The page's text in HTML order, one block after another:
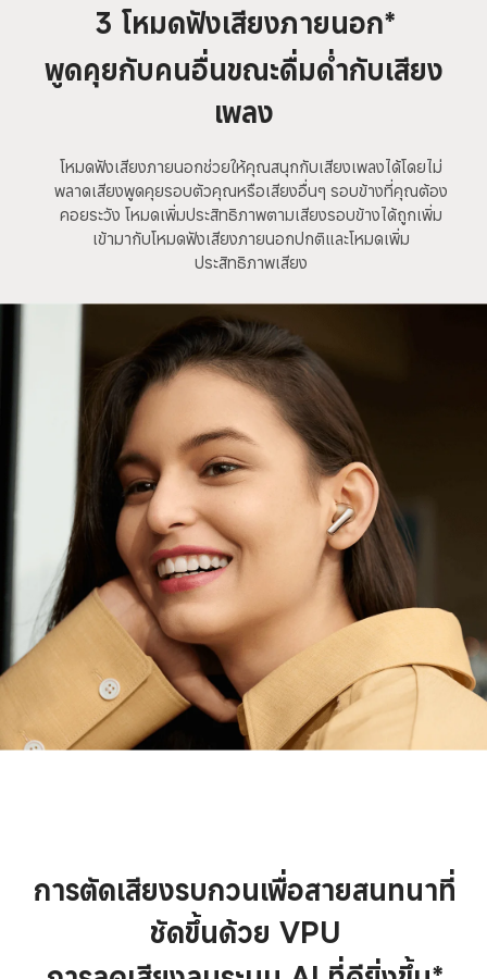
3 โหมดฟังเสียงภายนอก*
พูดคุยกับคนอื่นขณะดื่มด่ำกับเสียง
เพลง
โหมดฟังเสียงภายนอกช่วยให้คุณสนุกกับเสียงเพลงได้โดยไม่
พลาดเสียงพูดคุยรอบตัวคุณหรือเสียงอื่นๆ รอบข้างที่คุณต้อง
คอยระวัง โหมดเพิ่มประสิทธิภาพตามเสียงรอบข้างได้ถูกเพิ่ม
เข้ามากับโหมดฟังเสียงภายนอกปกติและโหมดเพิ่ม
ประสิทธิภาพเสียง
การตัดเสียงรบกวนเพื่อสายสนทนาที่
ชัดขึ้นด้วย VPU